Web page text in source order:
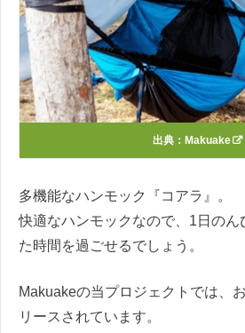
出典： Makuake
多機能なハンモック『コアラ』。
快適なハンモックなので、1日のん
た時間を過ごせるでしょう。
Makuakeの当プロジェクトでは、
リースされています。